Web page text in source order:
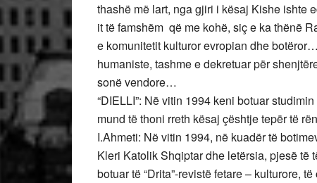
thashë më lart, nga gjiri i kësaj Kishe ishte
it të famshëm që me kohë, siç e ka thënë
e komunitetit kulturor evropian dhe
humaniste, tashme e dekretuar për
sonë vendore…
“DIELLI”: Në vitin 1994 keni botuar
mund të thoni rreth kësaj çështje tepër të
I.Ahmeti: Në vitin 1994, në kuadër të
Kleri Katolik Shqiptar dhe letërsia, pjesë të
botuar të “Drita”-revistë fetare – kulturore,